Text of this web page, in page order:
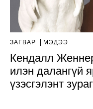
ЗАГВАР МЭДЭЭ
Кендалл
илэн далангүй
үзэсгэлэнт